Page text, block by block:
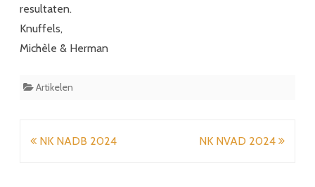
resultaten.
Knuffels,
Michèle & Herman
Artikelen
Bericht
NK NADB 2024 NK NVAD 2024